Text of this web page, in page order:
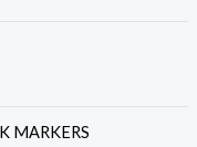
MARKERS